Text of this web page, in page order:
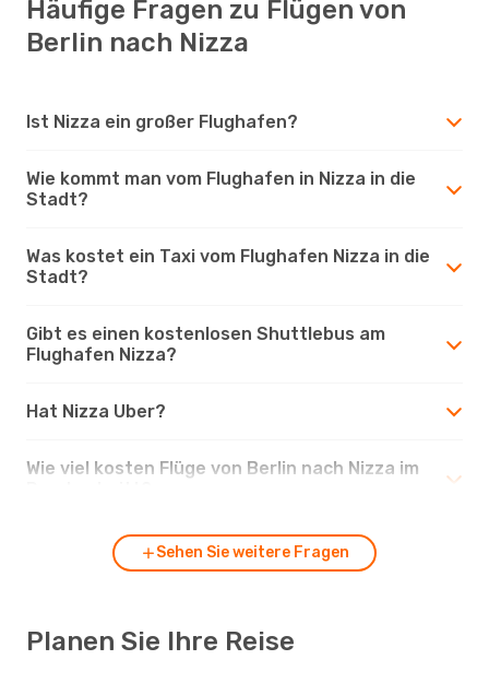
Häufige Fragen zu Flügen von
Berlin nach Nizza
Ist Nizza ein großer Flughafen?
Wie kommt man vom Flughafen in Nizza in die
Stadt?
Was kostet ein Taxi vom Flughafen Nizza in die
Stadt?
Gibt es einen kostenlosen Shuttlebus am
Flughafen Nizza?
Hat Nizza Uber?
Wie viel kosten Flüge von Berlin nach Nizza im
Sehen Sie weitere Fragen
Planen Sie Ihre Reise